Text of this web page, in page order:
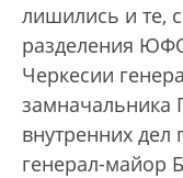
лишились и те,
разделения
Черкесии
замначальника
внутренних
генерал-майор